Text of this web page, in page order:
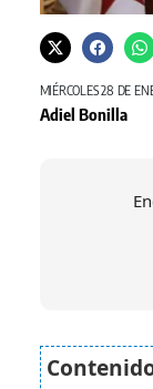
MIÉRCOLES 28 DE
Adiel Bonilla